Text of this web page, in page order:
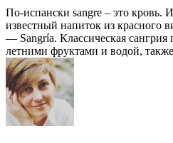
По-испански sangre – это кровь.
известный напиток из красного
— Sangría. Классическая сангрия
летними фруктами и водой,